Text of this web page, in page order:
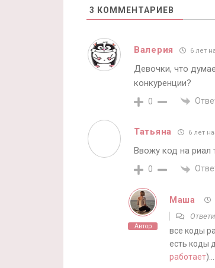
3 КОММЕНТАРИЕВ
Валерия 6 лет
Девочки, что
конкуренции?
0
Татьяна 6 лет
Ввожу код на риал
0
Автор
Маша
все коды
есть коды
работает)…